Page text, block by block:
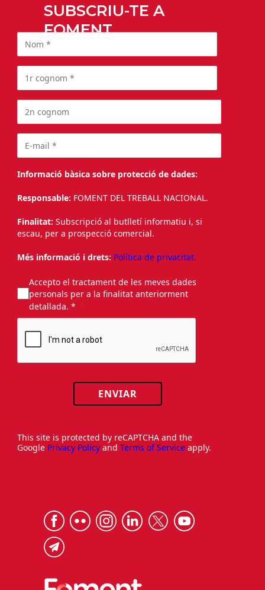
SUBSCRIU-TE A
FOMENT
Informació bàsica sobre protecció de dades:
Responsable: FOMENT DEL TREBALL NACIONAL.
Finalitat: Subscripció al butlletí informatiu i, si
escau, per a prospecció comercial.
Més informació i drets: Política de privacitat.
Accepto el tractament de les meves dades
personals per a la finalitat anteriorment
detallada. *
ENVIAR
This site is protected by reCAPTCHA and the
Google Privacy Policy and Terms of Service apply.